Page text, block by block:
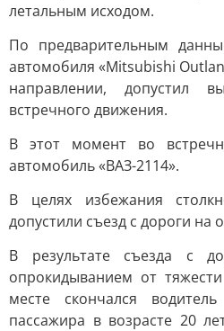
летальным исходом.
По предварительным
автомобиля «Mitsubishi
направлении, допустил
встречного движения.
В этот момент во
автомобиль «ВАЗ-2114».
В целях избежания
допустили съезд с дороги на
В результате съезда с
опрокидыванием от
месте скончался
пассажира в возрасте 20